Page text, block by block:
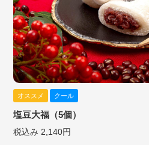
オススメ クール
塩豆大福（5個）
税込み 2,140円